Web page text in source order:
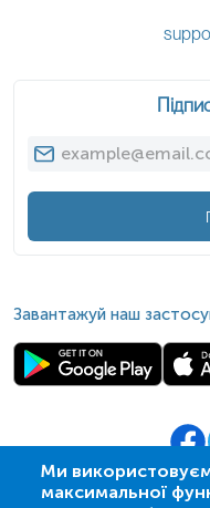
Ми
максимальної
Завантажуй наш
© 2009-